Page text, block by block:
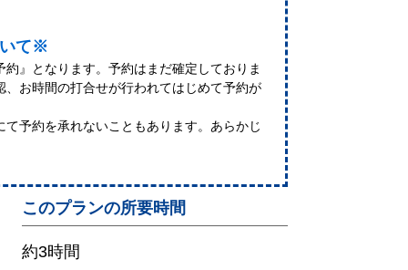
て※
』となります。予約はまだ確定しておりま
お時間の打合せが行われてはじめて予約が
予約を承れないこともあります。あらかじ
このプランの所要時間
約3時間